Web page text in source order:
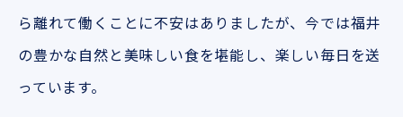
ら離れて働くことに不安はありましたが、今では福井
の豊かな自然と美味しい食を堪能し、楽しい毎日を送
っています。